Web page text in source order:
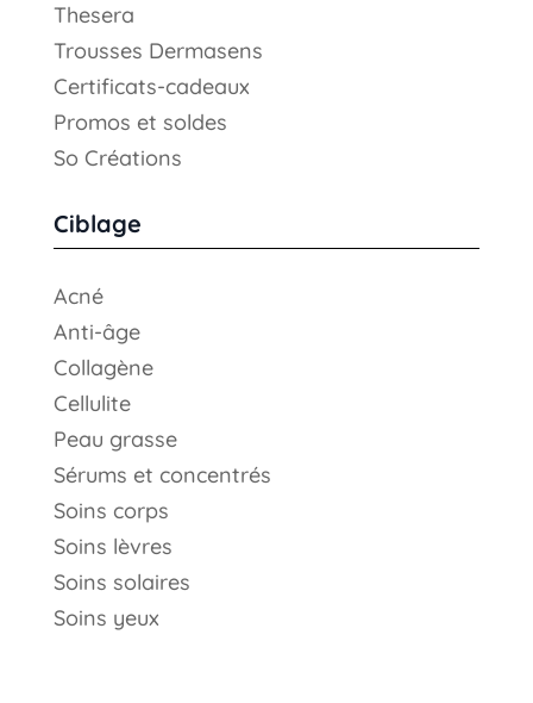
Thesera
Trousses Dermasens
Certificats-cadeaux
Promos et soldes
So Créations
Ciblage
Acné
Anti-âge
Collagène
Cellulite
Peau grasse
Sérums et concentrés
Soins corps
Soins lèvres
Soins solaires
Soins yeux